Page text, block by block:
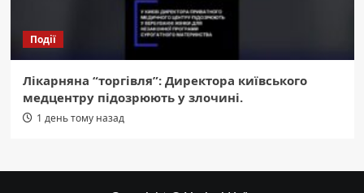
Події
Лікарняна “торгівля”: Директора київського
медцентру підозрюють у злочині.
1 день тому назад